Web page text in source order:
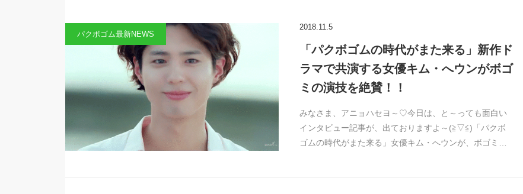
パクボゴム最新NEWS
2018.11.5
「パクボゴムの時代がまた来る」新作ド
ラマで共演する女優キム・へウンがボゴ
ミの演技を絶賛！！
みなさま、アニョハセヨ～♡今日は、と～っても面白い
インタビュー記事が、出ておりますよ～(≧▽≦)「パクボ
ゴムの時代がまた来る」女優キム・へウンが、ボゴミ…